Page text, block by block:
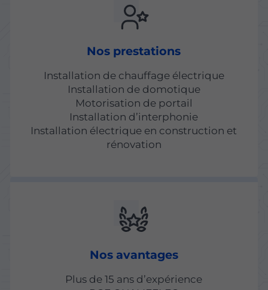
Nos prestations
Installation de chauffage électrique
Installation de domotique
Motorisation de portail
Installation d’interphonie
Installation électrique en construction et
rénovation
Nos avantages
Plus de 15 ans d’expérience